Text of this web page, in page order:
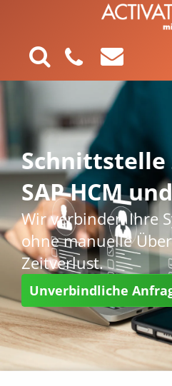
Schnittstelle
SAP HCM
Wir verbinden Ihre
ohne manuelle
Zeitverlust.
Unverbindliche